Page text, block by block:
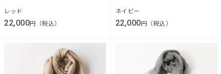
レッド
22,000円（税込）
ネイビー
22,000 円（税込）